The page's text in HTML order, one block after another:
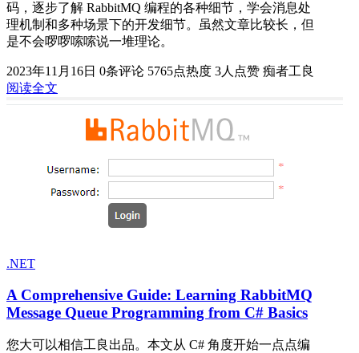
码，逐步了解 RabbitMQ 编程的各种细节，学会消息处
理机制和多种场景下的开发细节。虽然文章比较长，但
是不会啰啰嗦嗦说一堆理论。
2023年11月16日 0条评论 5765点热度 3人点赞 痴者工良
阅读全文
.NET
A Comprehensive Guide: Learning RabbitMQ
Message Queue Programming from C# Basics
您大可以相信工良出品。本文从 C# 角度开始一点点编